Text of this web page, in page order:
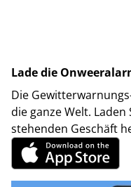
Lade die
Die
die ganze Welt.
stehenden Geschäft